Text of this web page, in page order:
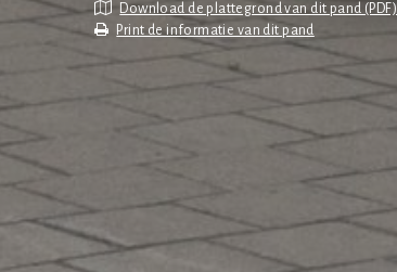
Download de plattegrond van dit pand (PDF)
Print de informatie van dit pand